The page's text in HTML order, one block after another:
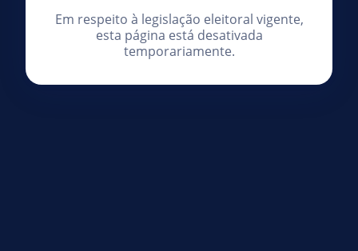
Em respeito à legislação eleitoral vigente,
esta página está desativada
temporariamente.